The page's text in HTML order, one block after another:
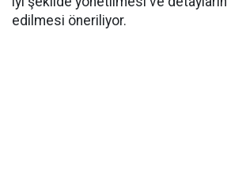
edilmesi öneriliyor.